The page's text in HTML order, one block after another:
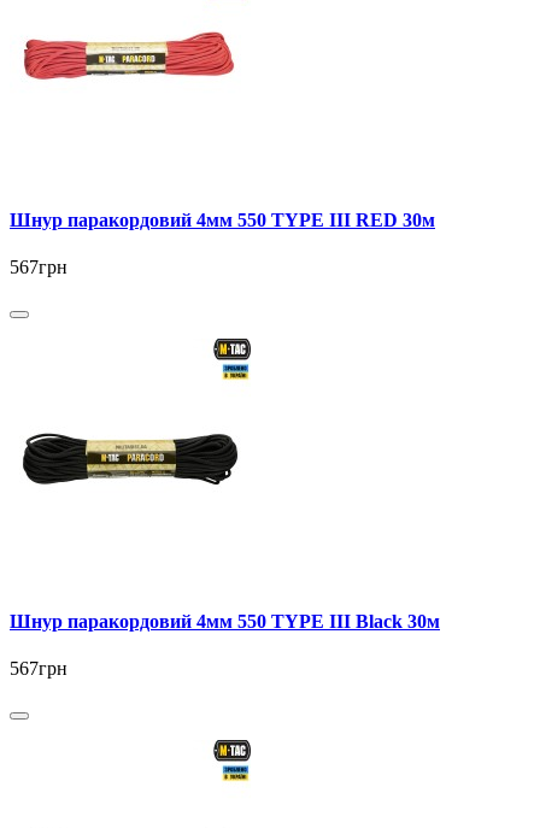
Шнур паракордовий 4мм 550 TYPE III RED 30м
567грн
Шнур паракордовий 4мм 550 TYPE III Black 30м
567грн